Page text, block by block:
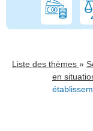
Liste des thèmes »
en